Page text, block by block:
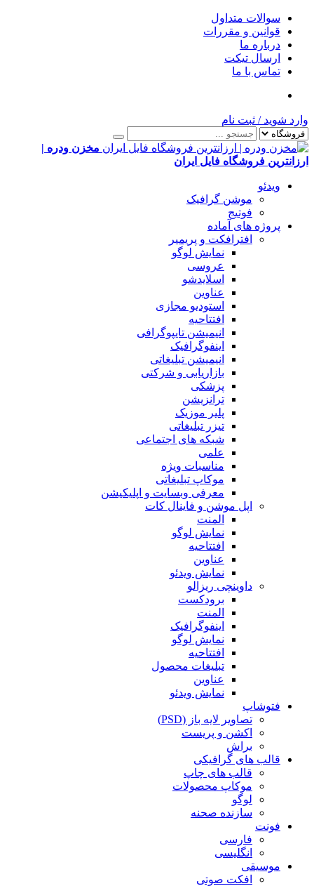
سوالات متداول
قوانین و مقررات
درباره ما
ارسال تیکت
تماس با ما
وارد شوید / ثبت نام
مخزن ودره |
ارزانترین فروشگاه فایل ایران
ویدئو
موشن گرافیک
فوتیج
پروژه های آماده
افترافکت و پریمیر
نمایش لوگو
عروسی
اسلایدشو
عناوین
استودیو مجازی
افتتاحیه
انیمیشن تایپوگرافی
اینفوگرافیک
انیمیشن تبلیغاتی
بازاریابی و شرکتی
پزشکی
ترانزیشن
پلیر موزیک
تیزر تبلیغاتی
شبکه های اجتماعی
علمی
مناسبات ویژه
موکاپ تبلیغاتی
معرفی وبسایت و اپلیکیشن
اپل موشن و فاینال کات
المنت
نمایش لوگو
افتتاحیه
عناوین
نمایش ویدئو
داوینچی ریزالو
برودکست
المنت
اینفوگرافیک
نمایش لوگو
افتتاحیه
تبلیغات محصول
عناوین
نمایش ویدئو
فتوشاپ
تصاویر لایه باز (PSD)
اکشن و پریست
براش
قالب های گرافیکی
قالب های چاپ
موکاپ محصولات
لوگو
سازنده صحنه
فونت
فارسی
انگلیسی
موسیقی
افکت صوتی